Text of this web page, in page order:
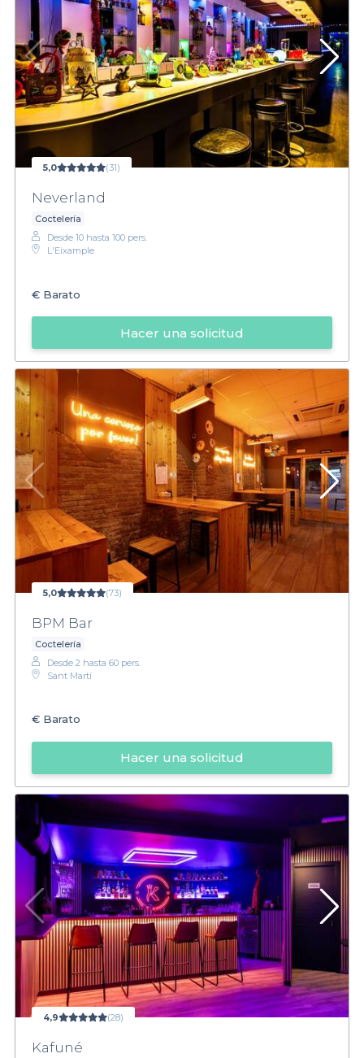
5,0 (31)
Neverland
Coctelería
Desde 10 hasta 100 pers.
L'Eixample
€ Barato
Hacer una solicitud
5,0 (73)
BPM Bar
Coctelería
Desde 2 hasta 60 pers.
Sant Martí
€ Barato
Hacer una solicitud
4,9 (28)
Kafuné